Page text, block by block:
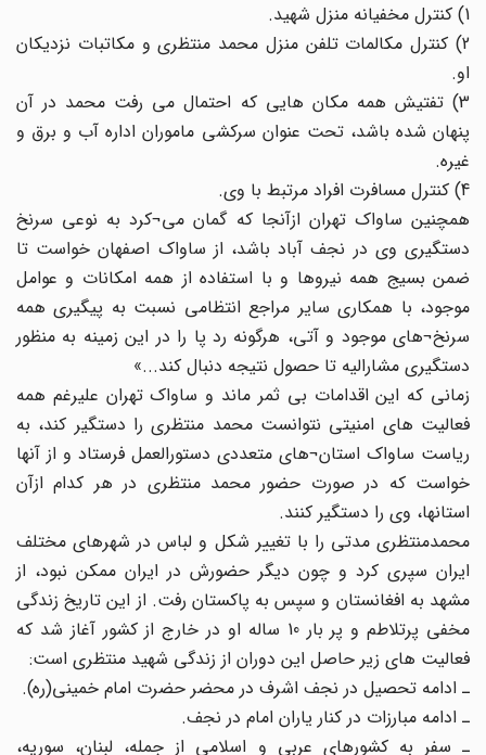
2) کنترل مکالمات تلفن منزل محمد منتظری و مکاتبات نزدیکان
او.
3) تفتیش همه مکان هایی که احتمال می رفت محمد در آن
پنهان شده باشد، تحت عنوان سرکشی ماموران اداره آب و برق و
غیره.
همچنین ساواک تهران از‌آنجا که گمان می¬کرد به نوعی سرنخ
دستگیری وی در نجف آباد باشد، از ساواک اصفهان خواست تا
ضمن بسیج همه نیروها و با استفاده از همه امکانات و عوامل
موجود، با همکاری سایر مراجع انتظامی نسبت به پیگیری همه
سرنخ¬های موجود و آتی، هرگونه رد پا را در این زمینه به منظور
دستگیری مشارالیه تا حصول نتیجه دنبال کند...»
زمانی که این اقدامات بی ثمر ماند و ساواک تهران علیرغم همه
فعالیت های امنیتی نتوانست محمد منتظری را دستگیر کند، به
ریاست ساواک استان¬های متعددی دستورالعمل فرستاد و از آنها
خواست که در صورت حضور محمد منتظری در هر کدام ازآن
استانها، وی را دستگیر کنند.
محمدمنتظری مدتی را با تغییر شکل و لباس در شهرهای مختلف
ایران سپری کرد و چون دیگر حضورش در ایران ممکن نبود، از
مشهد به افغانستان و سپس به پاکستان رفت. از این تاریخ زندگی
مخفی پرتلاطم و پر بار 10 ساله او در خارج از کشور آغاز شد که
فعالیت های زیر حاصل این دوران از زندگی شهید منتظری است:‌
ـ ادامه تحصیل در نجف اشرف در محضر حضرت امام خمینی(ره).
ـ ادامه مبارزات در کنار یاران امام در نجف.
ـ سفر به کشورهای عربی و اسلامی از جمله، لبنان، سوریه،